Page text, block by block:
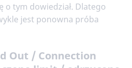
o tym dowiedział. Dlatego
jest ponowna próba
Out / Connection